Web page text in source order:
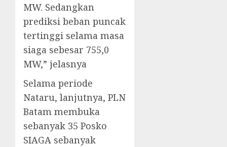
MW. Sedangkan
prediksi beban puncak
tertinggi selama masa
siaga sebesar 755,0
MW,” jelasnya
Selama periode
Nataru, lanjutnya, PLN
Batam membuka
sebanyak 35 Posko
SIAGA sebanyak